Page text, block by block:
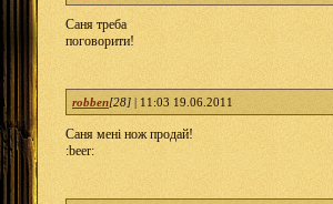
Саня треба
поговорити!
robben[28] | 11:03 19.06.2011
Саня мені нож продай!
:beer: